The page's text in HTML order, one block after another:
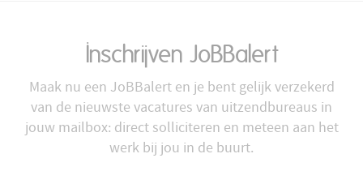
Inschrijven JoBBalert
Maak nu een JoBBalert en je bent gelijk verzekerd
van de nieuwste vacatures van uitzendbureaus in
jouw mailbox: direct solliciteren en meteen aan het
werk bij jou in de buurt.